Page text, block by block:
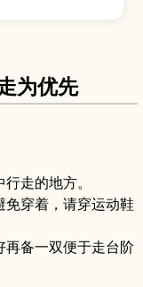
堂为中心的庭园景观、
为优先
走的地方。
免穿着，请穿运动鞋
再备一双便于走台阶